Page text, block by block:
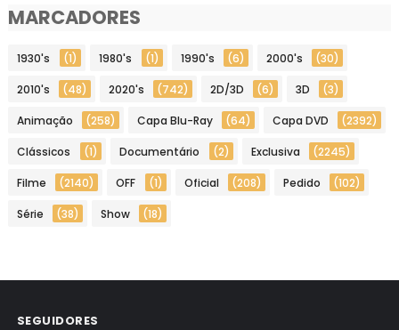
MARCADORES
1930's (1) 1980's (1) 1990's (6) 2000's (30)
2010's (48) 2020's (742) 2D/3D (6) 3D (3)
Animação (258) Capa Blu-Ray (64) Capa DVD (2392)
Clássicos (1) Documentário (2) Exclusiva (2245)
Filme (2140) OFF (1) Oficial (208) Pedido (102)
Série (38) Show (18)
SEGUIDORES